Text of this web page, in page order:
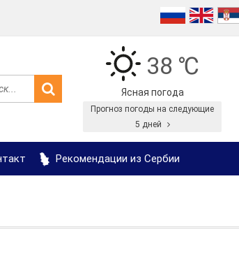
38 ℃
Ясная погода
Прогноз погоды на следующие
5 дней
Рекомендации из Сербии